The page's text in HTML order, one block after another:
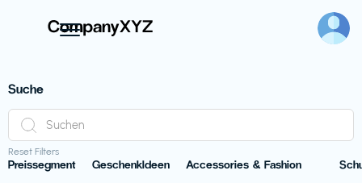
Suche
Reset Filters
Preissegment
GeschenkIdeen
Accessories & Fashion